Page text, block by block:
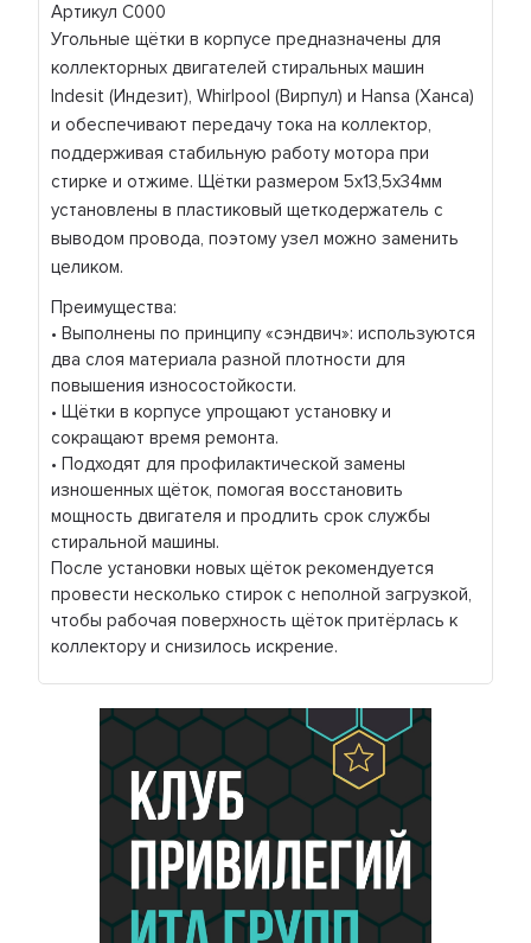
Артикул С000
Угольные щётки в корпусе предназначены для
коллекторных двигателей стиральных машин
Indesit (Индезит), Whirlpool (Вирпул) и Hansa (Ханса)
и обеспечивают передачу тока на коллектор,
поддерживая стабильную работу мотора при
стирке и отжиме. Щётки размером 5x13,5x34мм
установлены в пластиковый щеткодержатель с
выводом провода, поэтому узел можно заменить
целиком.
Преимущества:
• Выполнены по принципу «сэндвич»: используются
два слоя материала разной плотности для
повышения износостойкости.
• Щётки в корпусе упрощают установку и
сокращают время ремонта.
• Подходят для профилактической замены
изношенных щёток, помогая восстановить
мощность двигателя и продлить срок службы
стиральной машины.
После установки новых щёток рекомендуется
провести несколько стирок с неполной загрузкой,
чтобы рабочая поверхность щёток притёрлась к
коллектору и снизилось искрение.